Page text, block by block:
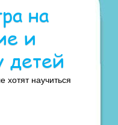
на
и
детей
хотят научиться